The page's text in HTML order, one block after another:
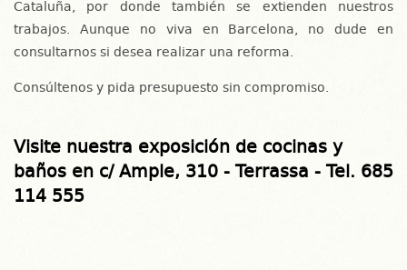
Cataluña, por donde también se extienden nuestros
trabajos. Aunque no viva en Barcelona, no dude en
consultarnos si desea realizar una reforma.
Consúltenos y pida presupuesto sin compromiso.
Visite nuestra exposición de cocinas y
baños en c/ Ample, 310 - Terrassa - Tel. 685
114 555